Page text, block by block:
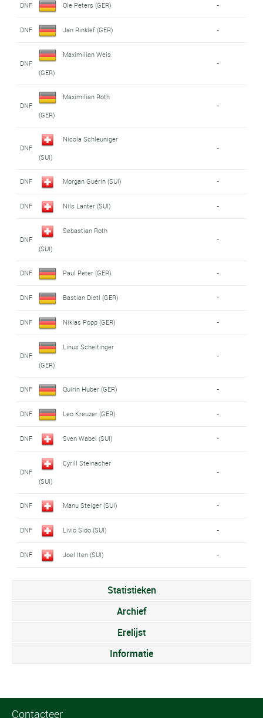
DNF Ole Peters (GER) -
DNF Jan Rinklef (GER) -
DNF
Maximilian Weis
(GER)
-
DNF
Maximilian Roth
(GER)
-
DNF
Nicola Schleuniger
(SUI)
-
DNF Morgan Guérin (SUI) -
DNF Nils Lanter (SUI) -
DNF
Sebastian Roth
(SUI)
-
DNF Paul Peter (GER) -
DNF Bastian Dietl (GER) -
DNF Niklas Popp (GER) -
DNF
Linus Scheitinger
(GER)
-
DNF Quirin Huber (GER) -
DNF Leo Kreuzer (GER) -
DNF Sven Wabel (SUI) -
DNF
Cyrill Steinacher
(SUI)
-
DNF Manu Steiger (SUI) -
DNF Livio Sido (SUI) -
DNF Joel Iten (SUI) -
Statistieken
Archief
Erelijst
Informatie
Contacteer